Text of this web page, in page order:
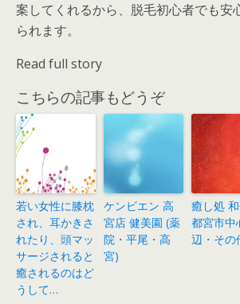
案してくれるから、脱毛初心者でも安
られます。
Read full story
こちらの記事もどうぞ
若い女性に膝枕
され、耳かきさ
れたり、頭マッ
サージされると
癒されるのはど
うして…
ケンビエン 高
宮店 健美園 (薬
院・平尾・高
宮)
癒し処
都宮市中
辺・その